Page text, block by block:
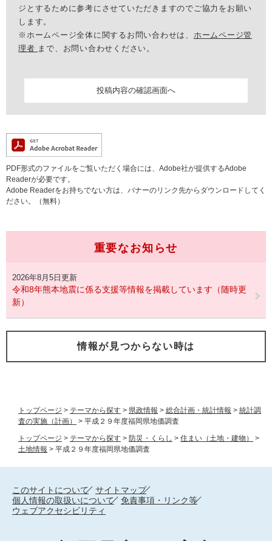
トップページ > テーマから探す > 県政情報 > 総合計画・統計情報 > 統計調
査の実施（計画）
> 平成２９年度福岡県地価調査
トップページ > テーマから探す > 防災・くらし > 住まい（土地・建物）
>
土地情報 > 平成２９年度福岡県地価調査
ジとするために参考にさせていただきますのでご協力をお願い
します。
※ホームページ全体に関するお問い合わせは、 ホームページ管
理者 まで、お問い合わせください。
PDF形式のファイルをご覧いただく場合には、Adobe社が提供するAdobe
Readerが必要です。
Adobe Readerをお持ちでない方は、バナーのリンク先からダウンロードしてく
ださい。（無料）
重要なお知らせ
2026年8月5日更新
令和8年熊本地震に係る支援等情報を掲載しています（随時更
新）
情報が見つからない時は
このサイトについて
サイトマップ
個人情報の取扱いについて
免責事項・リンク等
ウェブアクセシビリティ